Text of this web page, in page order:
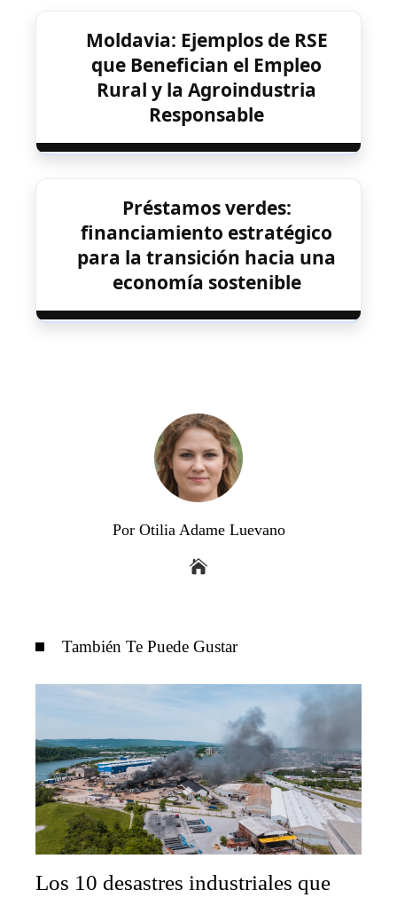
Moldavia: Ejemplos de RSE
que Benefician el Empleo
Rural y la Agroindustria
Responsable
Préstamos verdes:
financiamiento estratégico
para la transición hacia una
economía sostenible
Por Otilia Adame Luevano
También Te Puede Gustar
Los 10 desastres industriales que